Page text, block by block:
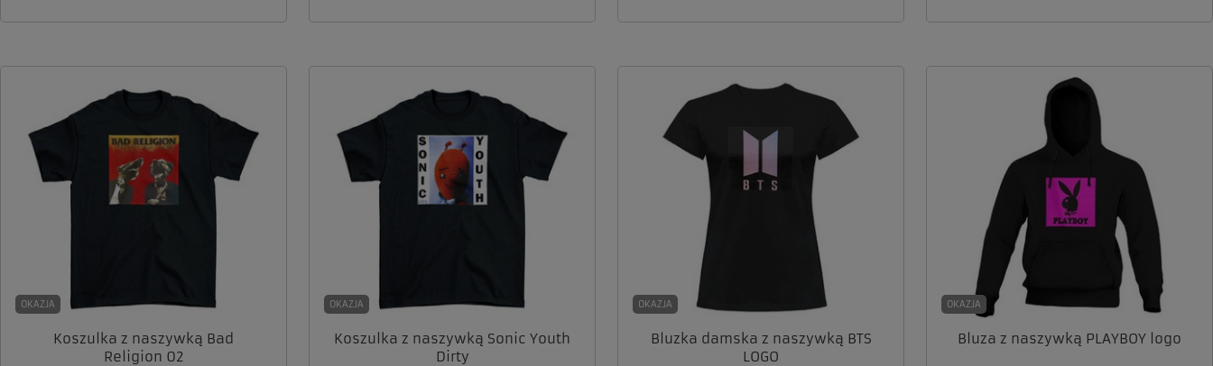
OKAZJA
Koszulka z naszywką Bad
Religion 02
OKAZJA
Koszulka z naszywką Sonic Youth
Dirty
OKAZJA
Bluzka damska z naszywką BTS
LOGO
OKAZJA
Bluza z naszywką PLAYBOY logo